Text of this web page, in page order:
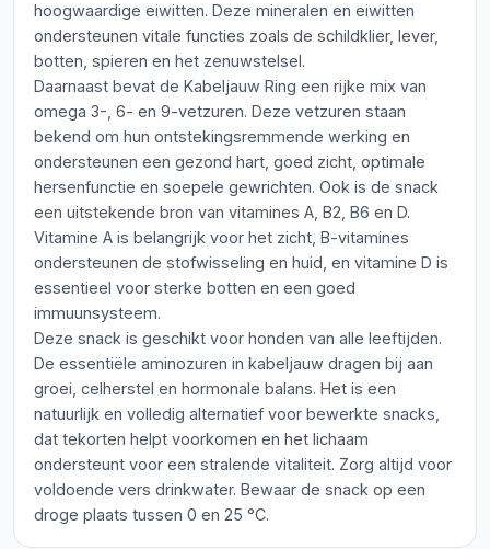
hoogwaardige eiwitten. Deze mineralen en eiwitten
ondersteunen vitale functies zoals de schildklier, lever,
botten, spieren en het zenuwstelsel.
Daarnaast bevat de Kabeljauw Ring een rijke mix van
omega 3-, 6- en 9-vetzuren. Deze vetzuren staan
bekend om hun ontstekingsremmende werking en
ondersteunen een gezond hart, goed zicht, optimale
hersenfunctie en soepele gewrichten. Ook is de snack
een uitstekende bron van vitamines A, B2, B6 en D.
Vitamine A is belangrijk voor het zicht, B-vitamines
ondersteunen de stofwisseling en huid, en vitamine D is
essentieel voor sterke botten en een goed
immuunsysteem.
Deze snack is geschikt voor honden van alle leeftijden.
De essentiële aminozuren in kabeljauw dragen bij aan
groei, celherstel en hormonale balans. Het is een
natuurlijk en volledig alternatief voor bewerkte snacks,
dat tekorten helpt voorkomen en het lichaam
ondersteunt voor een stralende vitaliteit. Zorg altijd voor
voldoende vers drinkwater. Bewaar de snack op een
droge plaats tussen 0 en 25 °C.